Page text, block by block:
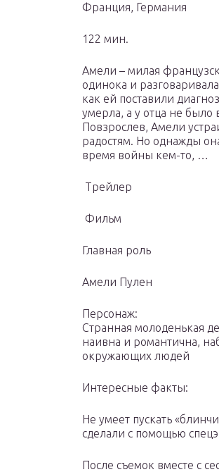
Франция, Германия
122 мин.
Амели – милая
одинока и
как ей поставили
умерла, а у отца не было
Повзрослев, Амели
радостям. Но однажды
время войны кем-то, …
Трейлер
Фильм
Главная роль
Амели Пулен
Персонаж:
Странная молоденькая
наивна и романтична,
окружающих людей
Интересные факты:
Не умеет пускать
сделали с помощью
После съемок вместе с